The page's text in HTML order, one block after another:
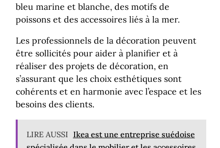
bleu marine et blanche, des motifs de
poissons et des accessoires liés à la mer.
Les professionnels de la décoration peuvent
être sollicités pour aider à planifier et à
réaliser des projets de décoration, en
s’assurant que les choix esthétiques sont
cohérents et en harmonie avec l’espace et les
besoins des clients.
LIRE AUSSI Ikea est une entreprise suédoise